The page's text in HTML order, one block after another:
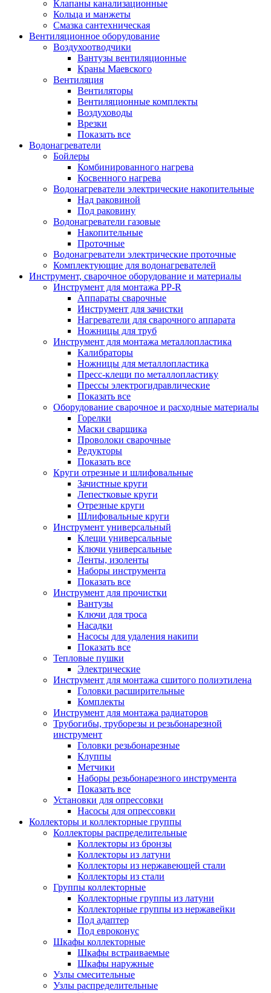
Клапаны канализационные
Кольца и манжеты
Смазка сантехническая
Вентиляционное оборудование
Воздухоотводчики
Вантузы вентиляционные
Краны Маевского
Вентиляция
Вентиляторы
Вентиляционные комплекты
Воздуховоды
Врезки
Показать все
Водонагреватели
Бойлеры
Комбинированного нагрева
Косвенного нагрева
Водонагреватели электрические накопительные
Над раковиной
Под раковину
Водонагреватели газовые
Накопительные
Проточные
Водонагреватели электрические проточные
Комплектующие для водонагревателей
Инструмент, сварочное оборудование и материалы
Инструмент для монтажа PP-R
Аппараты сварочные
Инструмент для зачистки
Нагреватели для сварочного аппарата
Ножницы для труб
Инструмент для монтажа металлопластика
Калибраторы
Ножницы для металлопластика
Пресс-клещи по металлопластику
Прессы электрогидравлические
Показать все
Оборудование сварочное и расходные материалы
Горелки
Маски сварщика
Проволоки сварочные
Редукторы
Показать все
Круги отрезные и шлифовальные
Зачистные круги
Лепестковые круги
Отрезные круги
Шлифовальные круги
Инструмент универсальный
Клещи универсальные
Ключи универсальные
Ленты, изоленты
Наборы инструмента
Показать все
Инструмент для прочистки
Вантузы
Ключи для троса
Насадки
Насосы для удаления накипи
Показать все
Тепловые пушки
Электрические
Инструмент для монтажа сшитого полиэтилена
Головки расширительные
Комплекты
Инструмент для монтажа радиаторов
Трубогибы, труборезы и резьбонарезной
инструмент
Головки резьбонарезные
Клуппы
Метчики
Наборы резьбонарезного инструмента
Показать все
Установки для опрессовки
Насосы для опрессовки
Коллекторы и коллекторные группы
Коллекторы распределительные
Коллекторы из бронзы
Коллекторы из латуни
Коллекторы из нержавеющей стали
Коллекторы из стали
Группы коллекторные
Коллекторные группы из латуни
Коллекторные группы из нержавейки
Под адаптер
Под евроконус
Шкафы коллекторные
Шкафы встраиваемые
Шкафы наружные
Узлы смесительные
Узлы распределительные